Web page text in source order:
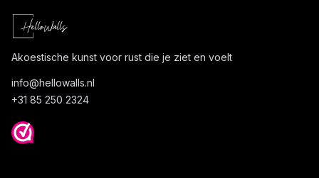
Akoestische kunst voor rust die je ziet en voelt
info@hellowalls.nl
+31 85 250 2324